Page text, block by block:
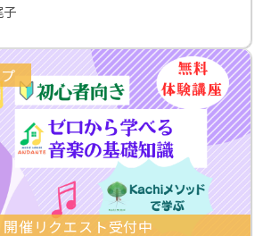
子
開催リクエスト受付中